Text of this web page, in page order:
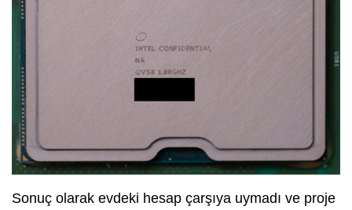
Sonuç olarak evdeki hesap çarşıya uymadı ve proje